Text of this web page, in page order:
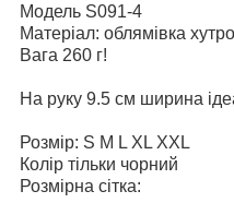
Модель S091-4
Матеріал: облямівка
Вага 260 г!
На руку 9.5 см ширина
Розмір: S М L XL XXL
Колір тільки чорний
Розмірна сітка: